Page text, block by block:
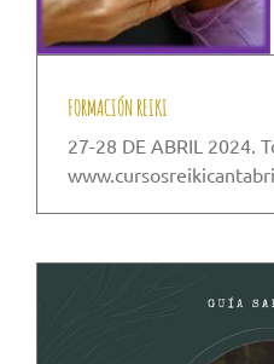
FORMACIÓN REIKI
27-28 DE ABRIL 2024.